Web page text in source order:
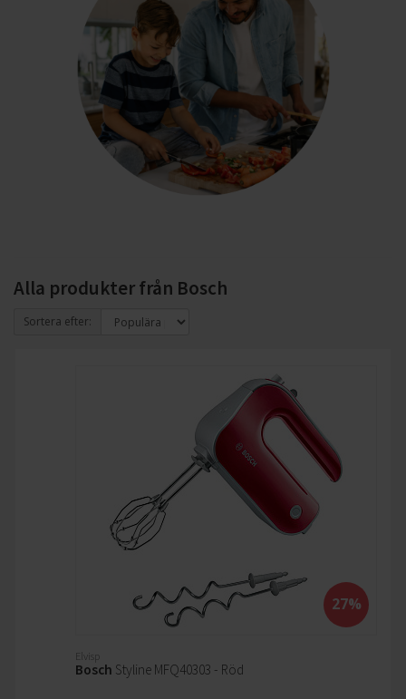
Alla produkter från Bosch
Sortera efter:
27%
Elvisp
Bosch Styline MFQ40303 - Röd